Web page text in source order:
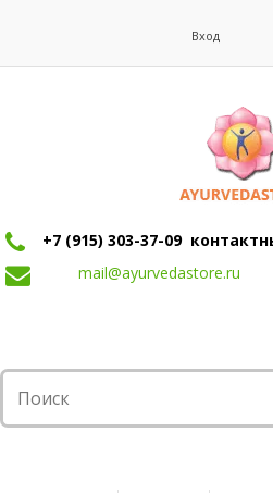
Вход
+7 (915) 303-37-09
mail@ayurvedastore.ru